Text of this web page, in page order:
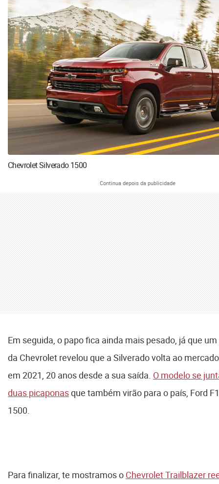
Chevrolet Silverado 1500
Continua depois da publicidade
Em seguida, o papo fica ainda mais pesado, já que
da Chevrolet revelou que a Silverado volta ao
em 2021, 20 anos desde a sua saída. O modelo se
duas picaponasque também virão para o país, Ford
1500.
Para finalizar, te mostramos o Chevrolet Trailblazer